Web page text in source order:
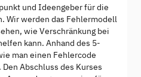
und Ideengeber für die
Wir werden das Fehlermodell
wie Verschränkung bei
kann. Anhand des 5-
man einen Fehlercode
Abschluss des Kurses